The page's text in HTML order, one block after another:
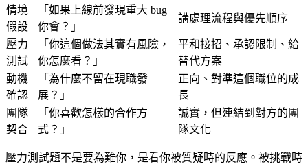
情境
假設
「如果上線前發現重大 bug
你會？」
講處理流程與優先順序
壓力
測試
「你這個做法其實有風險，
你怎麼看？」
平和接招、承認限制、給
替代方案
動機
確認
「為什麼不留在現職發
展？」
正向、對準這個職位的成
長
團隊
契合
「你喜歡怎樣的合作方
式？」
誠實，但連結到對方的團
隊文化
壓力測試題不是要為難你，是看你被質疑時的反應。被挑戰時